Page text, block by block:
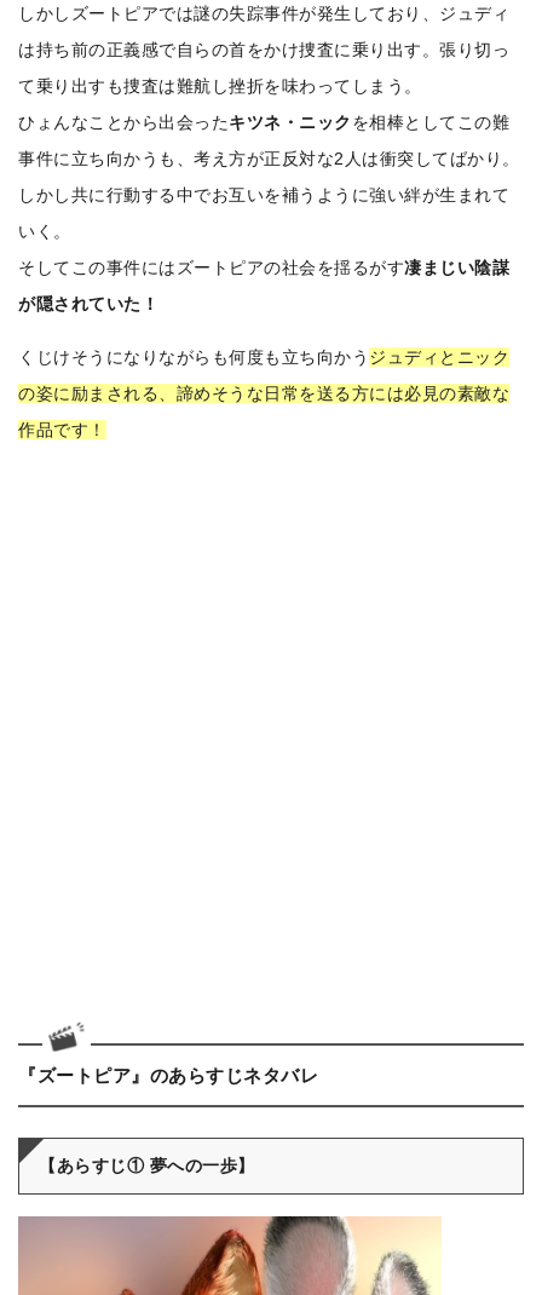
しかしズートピアでは謎の失踪事件が発生しており、ジュディ
は持ち前の正義感で自らの首をかけ捜査に乗り出す。張り切っ
て乗り出すも捜査は難航し挫折を味わってしまう。
ひょんなことから出会ったキツネ・ニック を相棒としてこの難
事件に立ち向かうも、考え方が正反対な2人は衝突してばかり。
しかし共に行動する中でお互いを補うように強い絆が生まれて
いく。
そしてこの事件にはズートピアの社会を揺るがす凄まじい陰謀
が隠されていた！
くじけそうになりながらも何度も立ち向かう ジュディとニック
の姿に励まされる、諦めそうな日常を送る方には必見の素敵な
作品です！
『ズートピア』のあらすじネタバレ
【あらすじ① 夢への一歩】